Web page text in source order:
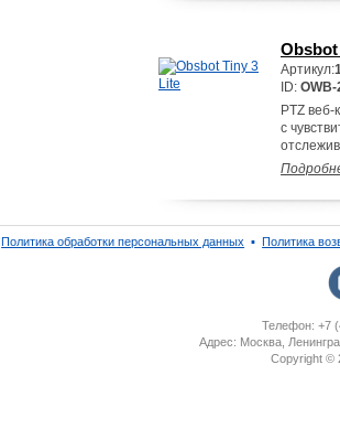
Артикул:
ID:
PTZ
с
Политика обработки персональных данных ▪ Политика
Телефон: +7
Адрес: Москва,
Copyright ©